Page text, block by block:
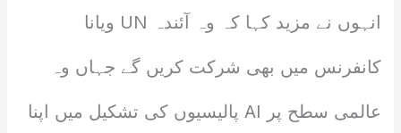
انہوں نے مزید کہا کہ وہ آئندہ UN ویانا
کانفرنس میں بھی شرکت کریں گے جہاں وہ
عالمی سطح پر AI پالیسیوں کی تشکیل میں اپنا